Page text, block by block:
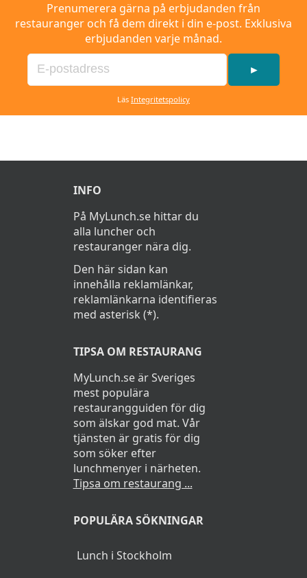
Prenumerera gärna på erbjudanden från
restauranger och få dem direkt i din e-post. Exklusiva
erbjudanden varje månad.
►
Läs Integritetspolicy
INFO
På MyLunch.se hittar du
alla luncher och
restauranger nära dig.
Den här sidan kan
innehålla reklamlänkar,
reklamlänkarna identifieras
med asterisk (*).
TIPSA OM RESTAURANG
MyLunch.se är Sveriges
mest populära
restaurangguiden för dig
som älskar god mat. Vår
tjänsten är gratis för dig
som söker efter
lunchmenyer i närheten.
Tipsa om restaurang ...
POPULÄRA SÖKNINGAR
Lunch i Stockholm